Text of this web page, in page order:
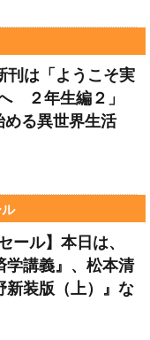
は「ようこそ実
２年生編２」
める異世界生活
ール】本日は、
学講義』、松本清
新装版（上）』な